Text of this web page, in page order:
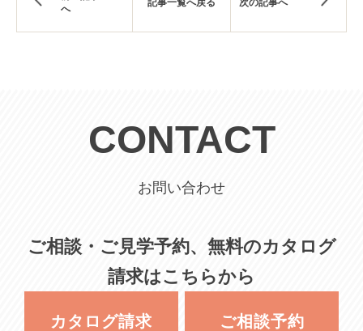
へ
記事一覧へ戻る 次の記事へ
CONTACT
お問い合わせ
ご相談・ご見学予約、無料のカタログ
請求はこちらから
カタログ請求 ご相談予約